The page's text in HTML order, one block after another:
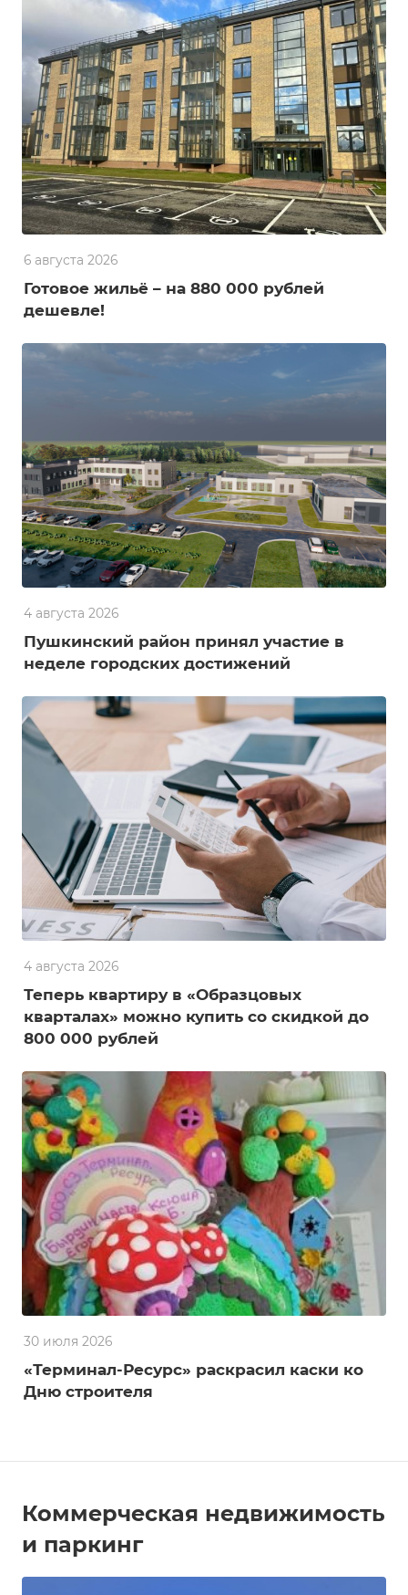
6 августа 2026
Готовое жильё – на 880 000 рублей
дешевле!
4 августа 2026
Пушкинский район принял участие в
неделе городских достижений
4 августа 2026
Теперь квартиру в «Образцовых
кварталах» можно купить со скидкой до
800 000 рублей
30 июля 2026
«Терминал-Ресурс» раскрасил каски ко
Дню строителя
Коммерческая недвижимость
и паркинг